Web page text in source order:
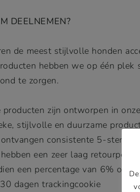
DEELNEMEN?
de meest stijlvolle honden
hebben we op één
te zorgen.
zijn ontworpen in
stijlvolle en duurzame
consistente 5-
een zeer laag
een percentage van 6% op
dagen trackingcookie